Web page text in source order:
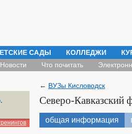
САДЫ КОЛЛЕДЖИ
Новости Что почитать
← ВУЗы Кисловодск
Северо-Кавказский
общая информация